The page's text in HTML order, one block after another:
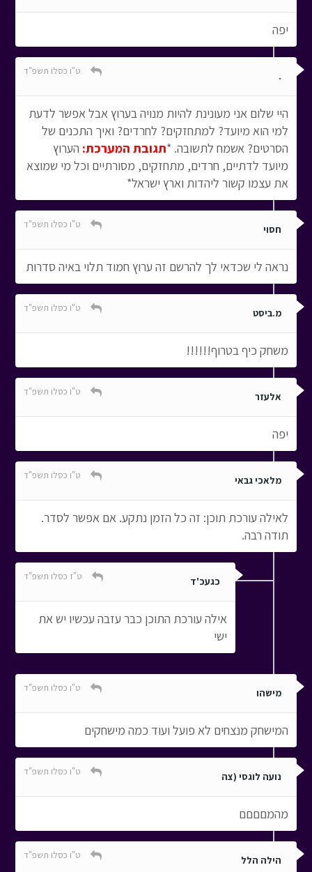
יפה
. ט"ו כסלו תשפ"ד
היי שלום אני מעונינת להיות מנויה בערוץ אבל אפשר לדעת
למי הוא מיועד? למתחזקים? לחרדים? ואיך התכנים של
הסרטים? אשמח לתשובה. *תגובת המערכת: הערוץ
מיועד לדתיים, חרדים, מתחזקים, מסורתיים וכל מי שמוצא
את עצמו קשור ליהדות וארץ ישראל*
חסוי ט"ו כסלו תשפ"ד
נראה לי שכדאי לך להרשם זה ערוץ חמוד תלוי באיה סדרות
מ.ביסט ט"ו כסלו תשפ"ד
משחק כיף בטרוף!!!!!!
אלעזר ט"ו כסלו תשפ"ד
יפה
מלאכי גבאי ט"ו כסלו תשפ"ד
לאילה עורכת תוכן: זה כל הזמן נתקע. אם אפשר לסדר.
תודה רבה.
כגעכ'ד ט"ז כסלו תשפ"ד
אילה עורכת התוכן כבר עזבה עכשיו יש את
ישי
מישהו ט"ו כסלו תשפ"ד
המישחק מנצחים לא פועל ועוד כמה מישחקים
נועה לוגסי (צה ט"ו כסלו תשפ"ד
מהמםםםם
הילה הלל ט"ו כסלו תשפ"ד